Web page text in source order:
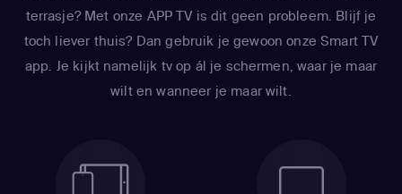
terrasje? Met onze APP TV is dit geen probleem. Blijf je
toch liever thuis? Dan gebruik je gewoon onze Smart TV
app. Je kijkt namelijk tv op ál je schermen, waar je maar
wilt en wanneer je maar wilt.